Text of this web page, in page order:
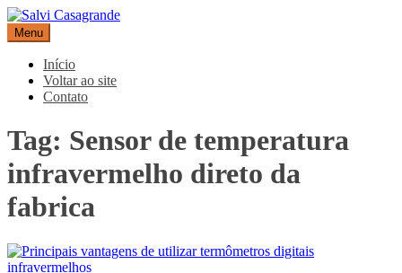
Pular
para
o
conteúdo
Salvi Casagrande
Especialistas em equipamentos de medição e automação
Menu
Início
Voltar ao site
Contato
Tag: Sensor de temperatura
infravermelho direto da
fabrica